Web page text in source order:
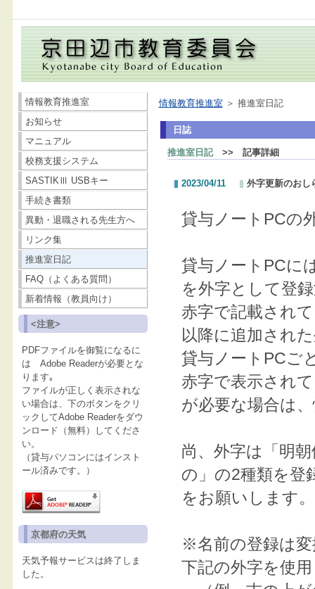
情報教育推進室
お知らせ
マニュアル
校務支援システム
SASTIKⅢ USBキー
手続き書類
異動・退職される先生方へ
リンク集
推進室日記
FAQ（よくある質問）
新着情報（教員向け）
<注意>
PDFファイルを御覧になるに
は Adobe Readerが必要とな
ります｡
ファイルが正しく表示されな
い場合は、下のボタンをクリ
ックしてAdobe Readerをダウ
ンロード（無料）してくださ
い。
（貸与パソコンにはインスト
ール済みです。）
京都府の天気
天気予報サービスは終了しま
した。
情報教育推進室＞ 推進室日記
日誌
推進室日記>> 記事詳細
2023/04/11 外字更新のおし
貸与ノートPCの
貸与ノートPCに
を外字として登
赤字で記載され
以降に追加され
貸与ノートPCご
赤字で表示され
が必要な場合は
尚、外字は「明
の」の2種類を登
をお願いします。
※名前の登録は変
下記の外字を使